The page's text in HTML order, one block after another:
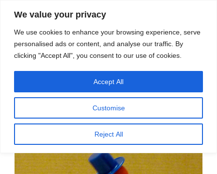
We value your privacy
We use cookies to enhance your browsing experience, serve
personalised ads or content, and analyse our traffic. By
clicking "Accept All", you consent to our use of cookies.
Customise
Reject All
Accept All
स्रोत
मेनू
प्रकाशित
बारिश और नमी से ऊर्जा का उत्पादन